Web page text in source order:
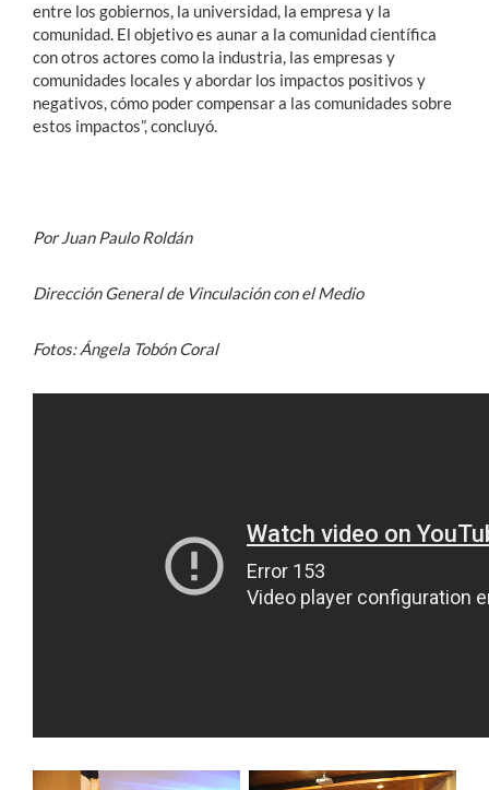
entre los gobiernos, la universidad, la empresa y la
comunidad. El objetivo es aunar a la comunidad científica
con otros actores como la industria, las empresas y
comunidades locales y abordar los impactos positivos y
negativos, cómo poder compensar a las comunidades sobre
estos impactos”, concluyó.
Por Juan Paulo Roldán
Dirección General de Vinculación con el Medio
Fotos: Ángela Tobón Coral